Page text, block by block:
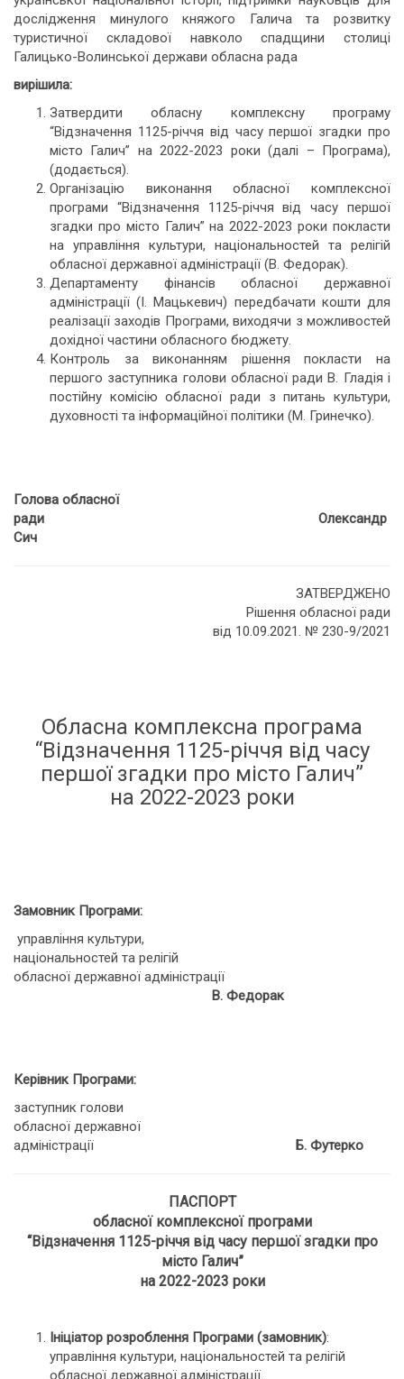
дослідження минулого княжого Галича та розвитку
туристичної складової навколо спадщини столиці
Галицько-Волинської держави обласна рада
вирішила:
Затвердити обласну комплексну програму
“Відзначення 1125-річчя від часу першої згадки про
місто Галич” на 2022-2023 роки (далі – Програма),
(додається).
Організацію виконання обласної комплексної
програми “Відзначення 1125-річчя від часу першої
згадки про місто Галич” на 2022-2023 роки покласти
на управління культури, національностей та релігій
обласної державної адміністрації (В. Федорак).
Департаменту фінансів обласної державної
адміністрації (І. Мацькевич) передбачати кошти для
реалізації заходів Програми, виходячи з можливостей
дохідної частини обласного бюджету.
Контроль за виконанням рішення покласти на
першого заступника голови обласної ради В. Гладія і
постійну комісію обласної ради з питань культури,
духовності та інформаційної політики (М. Гринечко).
Голова обласної
ради Олександр
Сич
ЗАТВЕРДЖЕНО
Рішення обласної ради
від 10.09.2021. № 230-9/2021
Обласна комплексна програма
“Відзначення 1125-річчя від часу
першої згадки про місто Галич”
на 2022-2023 роки
Замовник Програми:
управління культури,
національностей та релігій
обласної державної адміністрації
В. Федорак
Керівник Програми:
заступник голови
обласної державної
адміністрації Б. Футерко
ПАСПОРТ
обласної комплексної програми
“Відзначення 1125-річчя від часу першої згадки про
місто Галич”
на 2022-2023 роки
Ініціатор розроблення Програми (замовник):
управління культури, національностей та релігій
обласної державної адміністрації.